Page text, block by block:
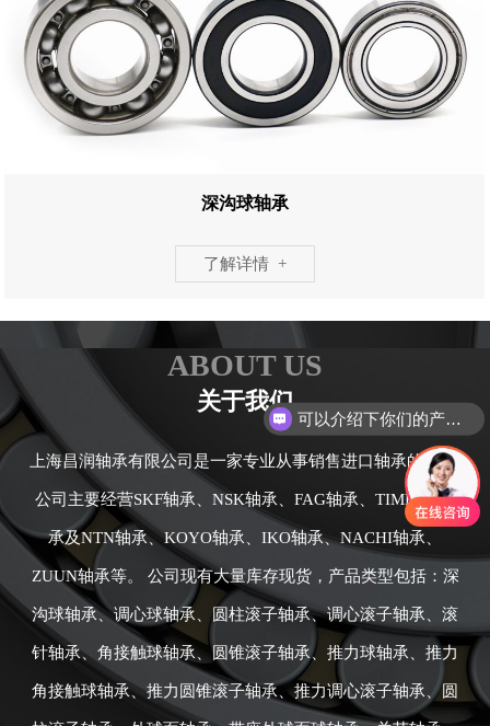
深沟球轴承
了解详情 +
ABOUT US
关于我们
上海昌润轴承有限公司是一家专业从事销售进口轴承的公司,
公司主要经营SKF轴承、NSK轴承、FAG轴承、TIMKEN轴
承及NTN轴承、KOYO轴承、IKO轴承、NACHI轴承、
ZUUN轴承等。 公司现有大量库存现货，产品类型包括：深
沟球轴承、调心球轴承、圆柱滚子轴承、调心滚子轴承、滚
针轴承、角接触球轴承、圆锥滚子轴承、推力球轴承、推力
角接触球轴承、推力圆锥滚子轴承、推力调心滚子轴承、圆
你们是怎么收费的呢